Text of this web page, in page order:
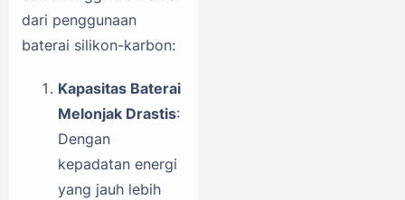
dari penggunaan
baterai silikon-karbon:
Kapasitas Baterai
Melonjak Drastis:
Dengan
kepadatan energi
yang jauh lebih